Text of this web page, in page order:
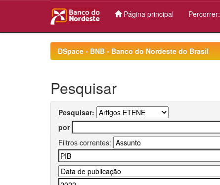
Página principal Percorrer:
DSpace - BNB - Banco do Nordeste do Brasil
Pesquisar
Pesquisar:
por
Filtros correntes: